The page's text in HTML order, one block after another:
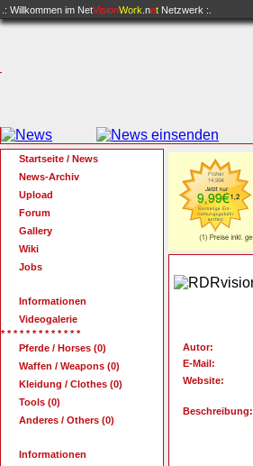
.: Willkommen im NetVisionWork .netNetzwerk :.
Startseite / News
News-Archiv
Upload
Forum
Gallery
Wiki
Jobs
Informationen
Videogalerie
* * * * * * * * * * * * *
Pferde / Horses (0)
Waffen / Weapons (0)
Kleidung / Clothes (0)
Tools (0)
Anderes / Others (0)
Informationen
Autor:
E-Mail:
Website:
Beschreibung: